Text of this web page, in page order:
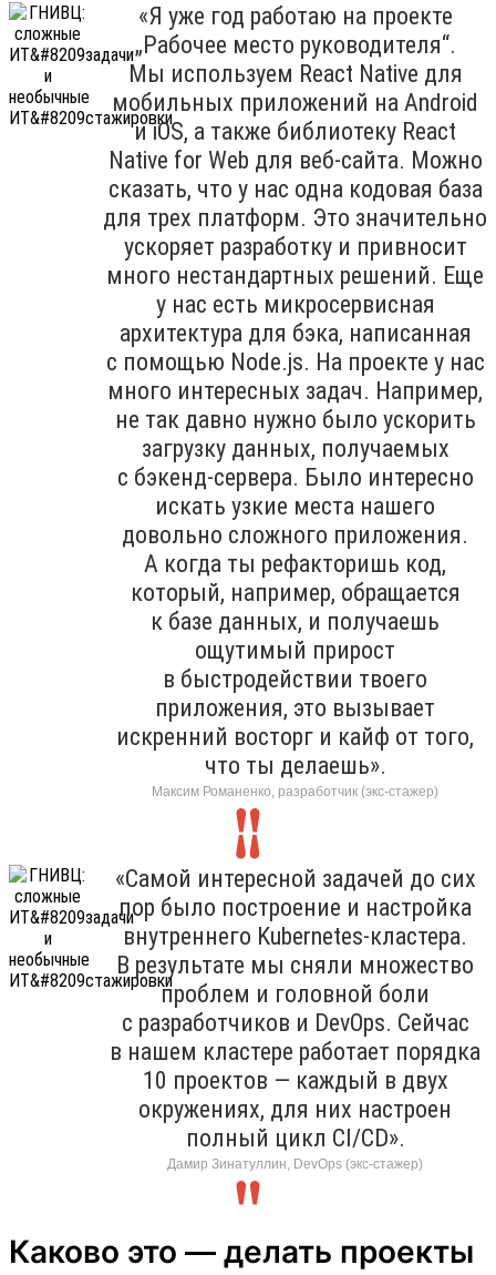
«Я уже год работаю на проекте
„Рабочее место руководителя“.
Мы используем React Native для
мобильных приложений на Android
и iOS, а также библиотеку React
Native for Web для веб-сайта. Можно
сказать, что у нас одна кодовая база
для трех платформ. Это значительно
ускоряет разработку и привносит
много нестандартных решений. Еще
у нас есть микросервисная
архитектура для бэка, написанная
с помощью Node.js. На проекте у нас
много интересных задач. Например,
не так давно нужно было ускорить
загрузку данных, получаемых
с бэкенд-сервера. Было интересно
искать узкие места нашего
довольно сложного приложения.
А когда ты рефакторишь код,
который, например, обращается
к базе данных, и получаешь
ощутимый прирост
в быстродействии твоего
приложения, это вызывает
искренний восторг и кайф от того,
что ты делаешь».
Максим Романенко, разработчик (экс-стажер)
«Самой интересной задачей до сих
пор было построение и настройка
внутреннего Kubernetes-кластера.
В результате мы сняли множество
проблем и головной боли
с разработчиков и DevOps. Сейчас
в нашем кластере работает порядка
10 проектов — каждый в двух
окружениях, для них настроен
полный цикл CI/CD».
Дамир Зинатуллин, DevOps (экс-стажер)
Каково это — делать проекты